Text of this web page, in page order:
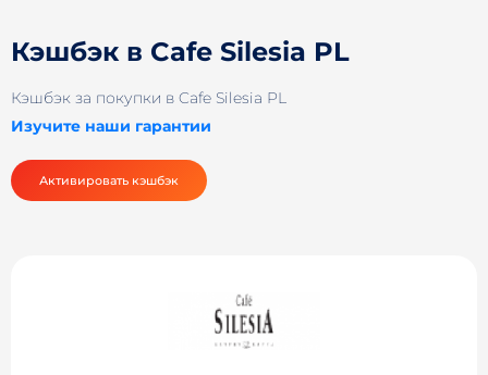
Кэшбэк в Cafe Silesia PL
Кэшбэк за покупки в Cafe Silesia PL
Изучите наши гарантии
Активировать кэшбэк